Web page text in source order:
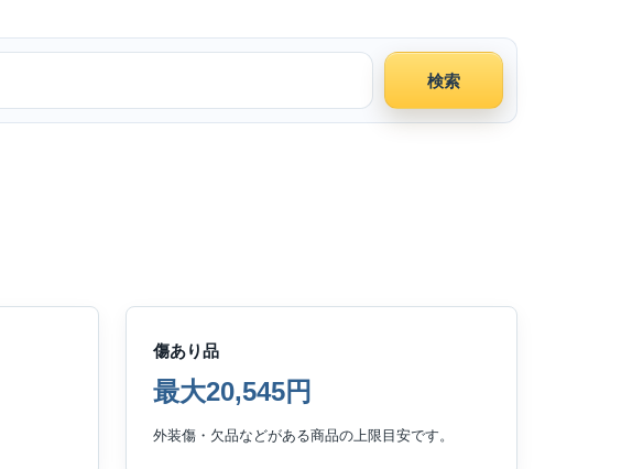
検索
傷あり品
最大20,545円
外装傷・欠品などがある商品の上限目安です。